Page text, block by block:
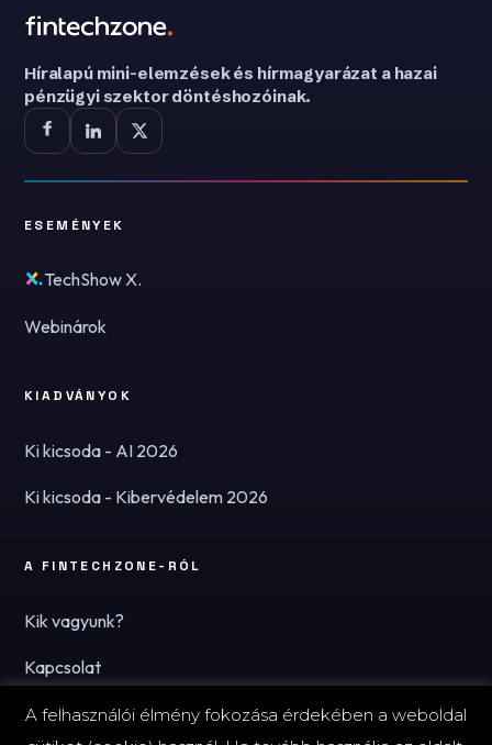
Híralapú mini-elemzések és hírmagyarázat a hazai
pénzügyi szektor döntéshozóinak.
ESEMÉNYEK
TechShow X.
Webinárok
KIADVÁNYOK
Ki kicsoda - AI 2026
Ki kicsoda - Kibervédelem 2026
A FINTECHZONE-RÓL
Kik vagyunk?
Kapcsolat
Hírlevél
A felhasználói élmény fokozása érdekében a weboldal